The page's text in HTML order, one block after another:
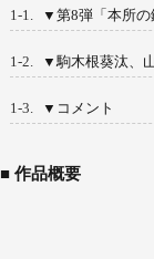
1-1. ▼第8弾「本所の
1-2. ▼駒木根葵汰、
1-3. ▼コメント
■ 作品概要